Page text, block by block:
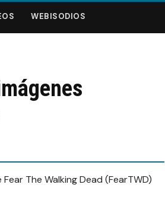
WEBISODIOS